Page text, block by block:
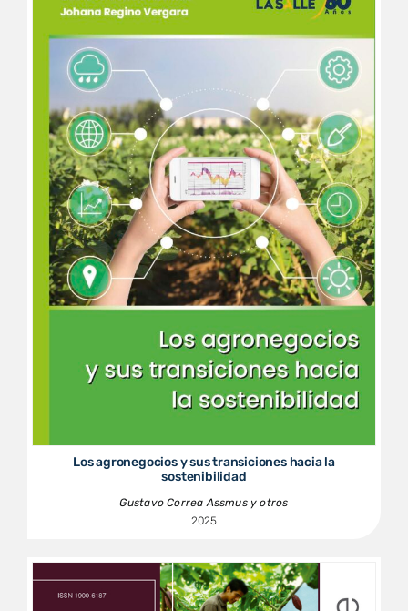
Los agronegocios y sus transiciones hacia la
sostenibilidad
Gustavo Correa Assmus y otros
2025